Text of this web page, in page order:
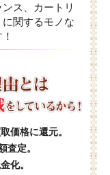
ス、カートリ
関するモノな
価格に還元。
査定。
化。